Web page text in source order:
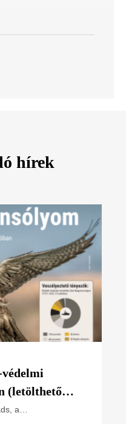
hírek
védelmi
(letölthető
a